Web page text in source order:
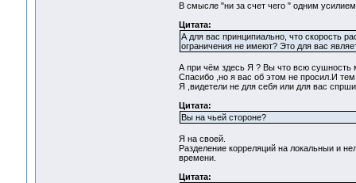
В смысле "ни за счет чего " одним
Цитата:
А для вас принципиально, что скорость
ограничения не имеют? Это для вас
А пpи чём здесь Я ? Вы что всю сушность
Спасибо ,но я вас об этом не просил.И
Я ,видетeли не для себя или для вас
Цитата:
Вы на чьей стороне?
Я на своей.
Разделение корреляций на локальныи и
времени.
Цитата: